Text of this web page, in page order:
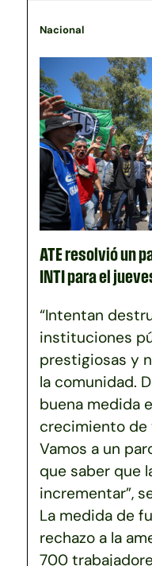
Nacional
ATE resolvió un
INTI para el
“Intentan
instituciones
prestigiosas y
la comunidad.
buena medida
crecimiento de
Vamos a un
que saber que
incrementar”,
La medida de
rechazo a la
700